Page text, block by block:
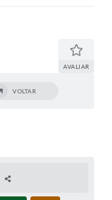
AVALIAR
VOLTAR